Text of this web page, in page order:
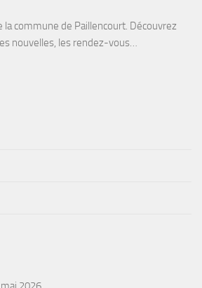
la commune de Paillencourt. Découvrez
nouvelles, les rendez-vous…